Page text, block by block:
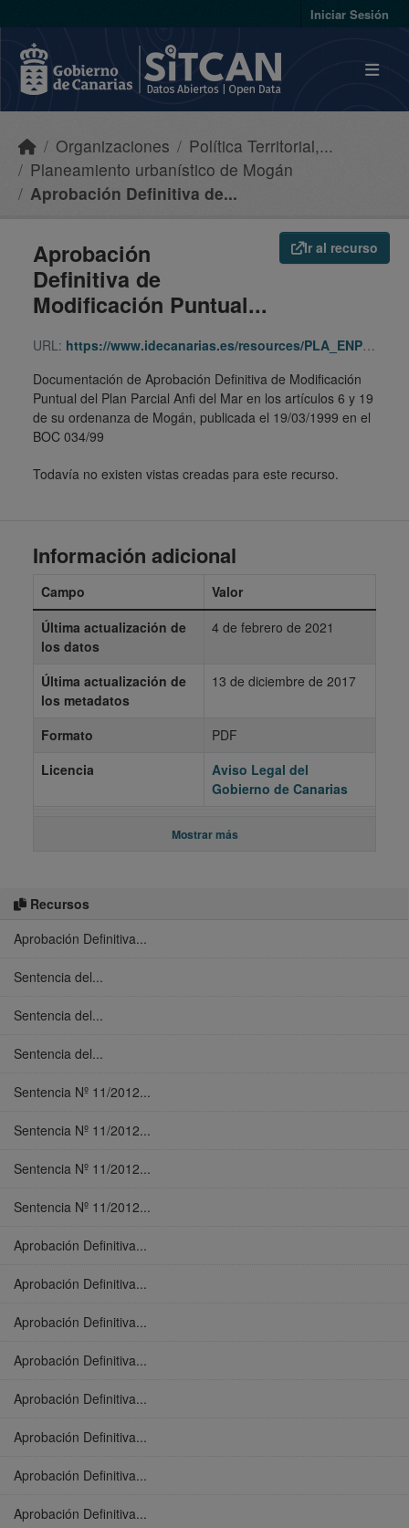
Iniciar Sesión
Organizaciones
Política Territorial,...
Planeamiento urbanístico de Mogán
Aprobación Definitiva de...
Ir al recurso
Aprobación
Definitiva de
Modificación Puntual...
URL: https://www.idecanarias.es/resources/PLA_ENP_URB/URB_PLA/GC/Moga/387/indice.html
Documentación de Aprobación Definitiva de Modificación
Puntual del Plan Parcial Anfi del Mar en los artículos 6 y 19
de su ordenanza de Mogán, publicada el 19/03/1999 en el
BOC 034/99
Todavía no existen vistas creadas para este recurso.
Recursos
Aprobación Definitiva...
Sentencia del...
Sentencia del...
Sentencia del...
Sentencia Nº 11/2012...
Sentencia Nº 11/2012...
Sentencia Nº 11/2012...
Sentencia Nº 11/2012...
Aprobación Definitiva...
Aprobación Definitiva...
Aprobación Definitiva...
Aprobación Definitiva...
Aprobación Definitiva...
Aprobación Definitiva...
Aprobación Definitiva...
Aprobación Definitiva...
Información adicional
Campo
Valor
Última actualización de
los datos
4 de febrero de 2021
Última actualización de
los metadatos
13 de diciembre de 2017
Formato
PDF
Licencia
Aviso Legal del
Gobierno de Canarias
Mostrar más